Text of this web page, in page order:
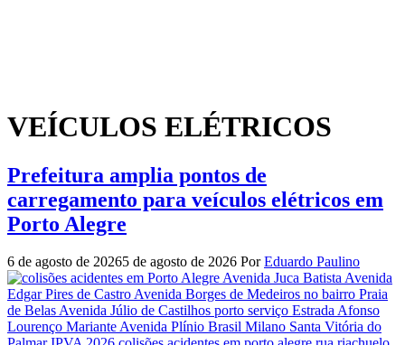
VEÍCULOS ELÉTRICOS
Prefeitura amplia pontos de
carregamento para veículos elétricos em
Porto Alegre
6 de agosto de 20265 de agosto de 2026 PorEduardo Paulino